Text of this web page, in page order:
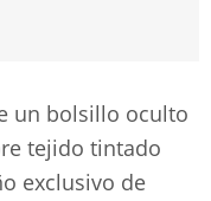
un bolsillo oculto
tejido tintado
exclusivo de